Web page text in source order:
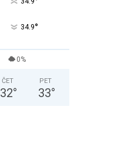
34.9°
0%
ČET
32°
PET
33°